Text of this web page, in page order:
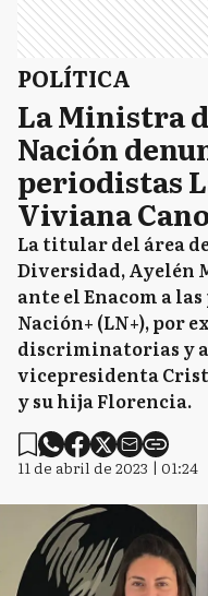
POLÍTICA
La Ministra
Nación
periodistas
Viviana
La titular del área
Diversidad, Ayelén
ante el Enacom a
Nación+ (LN+), por
discriminatorias y
vicepresidenta
y su hija Florencia.
11 de abril de 2023 | 01:24